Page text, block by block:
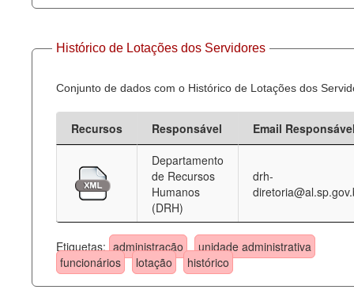
Perguntas frequentes
ContatoHistórico de Lotações dos Servidores
Conjunto de dados com o Histórico de Lotações dos
Recursos Responsável
Email
Departamento
de Recursos
Humanos
(DRH)
drh-
Etiquetas: administração
unidade administrativa
funcionários
lotação histórico